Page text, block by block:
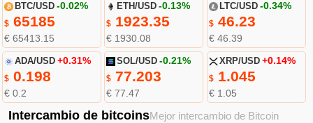
BTC/USD -0.02%
$65185
€ 65413.15
ETH/USD -0.13%
$ 1923.35
€ 1930.08
LTC/USD -0.34%
$46.23
€ 46.39
ADA/USD +0.31%
$0.198
€ 0.2
SOL/USD -0.21%
$ 77.203
€ 77.47
XRP/USD +0.14%
$1.045
€ 1.05
Intercambio de bitcoinsMejor intercambio de Bitcoin